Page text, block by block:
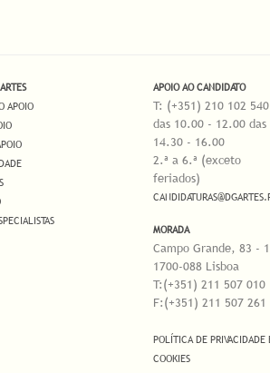
APOIO
APOIO AO CANDIDATO
T: (+351) 210 102 540
das 10.00 - 12.00 das
14.30 - 16.00
2.ª a 6.ª (exceto
feriados)
MORADA
Campo Grande, 83 -
1700-088 Lisboa
T:(+351) 211 507 010
F:(+351) 211 507 261
POLÍTICA DE PRIVACIDADE
COOKIES